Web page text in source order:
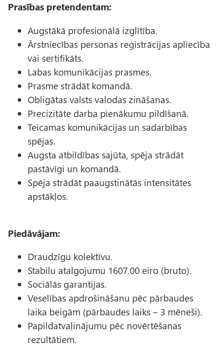
Prasības pretendentam:
Augstākā profesionālā izglītība.
Ārstniecības personas reģistrācijas apliecība
vai sertifikāts.
Labas komunikācijas prasmes.
Prasme strādāt komandā.
Obligātas valsts valodas zināšanas.
Precizitāte darba pienākumu pildīšanā.
Teicamas komunikācijas un sadarbības
spējas.
Augsta atbildības sajūta, spēja strādāt
pastāvīgi un komandā.
Spēja strādāt paaugstinātās intensitātes
apstākļos.
Piedāvājam:
Draudzīgu kolektīvu.
Stabilu atalgojumu 1607.00 eiro (bruto).
Sociālās garantijas.
Veselības apdrošināšanu pēc pārbaudes
laika beigām (pārbaudes laiks – 3 mēneši).
Papildatvaļinājumu pēc novērtēšanas
rezultātiem.